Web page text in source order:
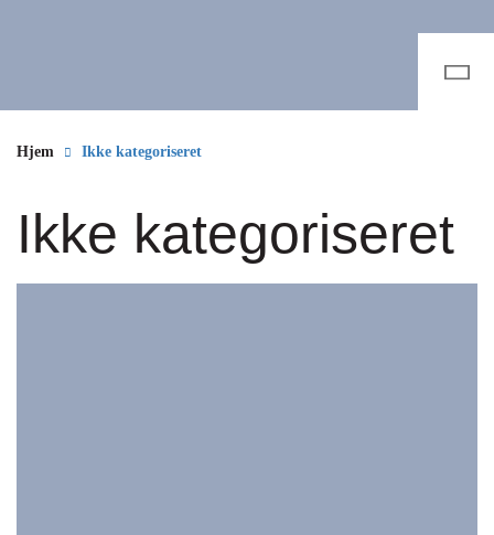
Hjem Ikke kategoriseret
Ikke kategoriseret